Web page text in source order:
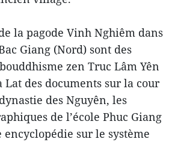
la pagode Vinh Nghiêm dans
Giang (Nord) sont des
zen Truc Lâm Yên
Lat des documents sur la cour
des Nguyên, les
de l’école Phuc Giang
sur le système